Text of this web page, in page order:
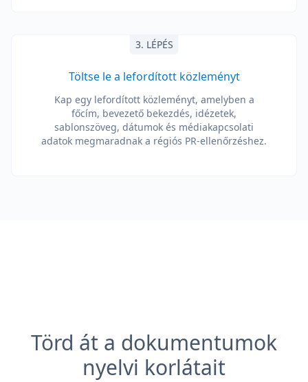
3. LÉPÉS
Töltse le a lefordított közleményt
Kap egy lefordított közleményt, amelyben a
főcím, bevezető bekezdés, idézetek,
sablonszöveg, dátumok és médiakapcsolati
adatok megmaradnak a régiós PR-ellenőrzéshez.
Törd át a dokumentumok
nyelvi korlátait